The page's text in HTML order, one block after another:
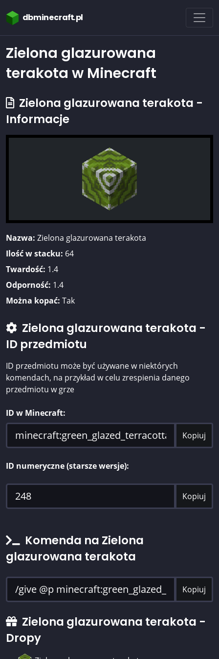
dbminecraft.pl
Zielona glazurowana
terakota w Minecraft
Zielona glazurowana terakota -
Informacje
Nazwa: Zielona glazurowana terakota
Ilość w stacku: 64
Twardość: 1.4
Odporność: 1.4
Można kopać: Tak
Zielona glazurowana terakota -
ID przedmiotu
ID przedmiotu może być używane w niektórych
komendach, na przykład w celu zrespienia danego
przedmiotu w grze
ID w Minecraft:
Kopiuj
ID numeryczne (starsze wersje):
Kopiuj
Komenda na Zielona
glazurowana terakota
Kopiuj
Zielona glazurowana terakota -
Dropy